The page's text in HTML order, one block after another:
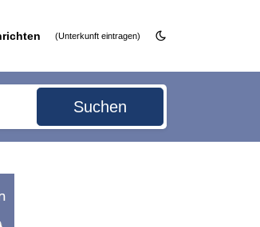
(Unterkunft eintragen)
Suchen